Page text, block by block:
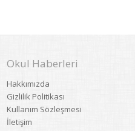
Okul Haberleri
Hakkımızda
Gizlilik Politikası
Kullanım Sözleşmesi
İletişim